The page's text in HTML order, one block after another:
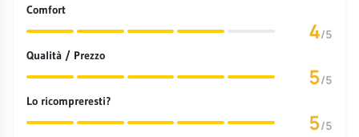
Comfort
4/5
Qualità / Prezzo
5/5
Lo ricompreresti?
5/5